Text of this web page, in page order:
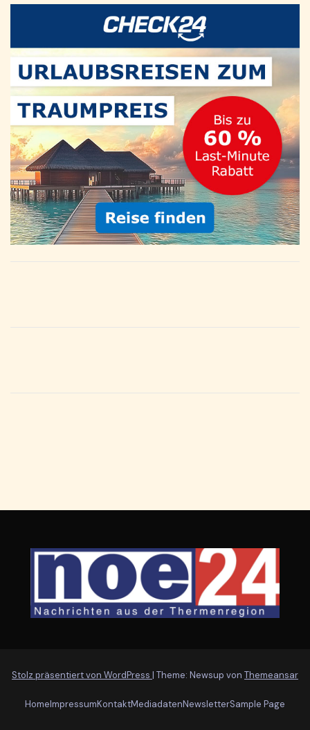
Stolz präsentiert von WordPress | Theme: Newsup von Themeansar
HomeImpressumKontaktMediadatenNewsletterSample Page